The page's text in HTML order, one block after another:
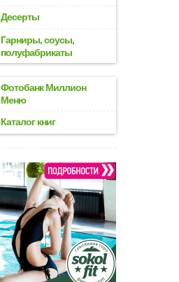
Десерты
Гарниры, соусы,
полуфабрикаты
Фотобанк Миллион
Меню
Каталог книг